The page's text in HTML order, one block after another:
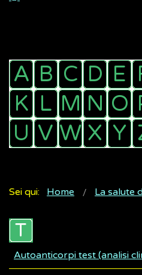
Sei qui: Home La salute
Autoanticorpi test (analisi